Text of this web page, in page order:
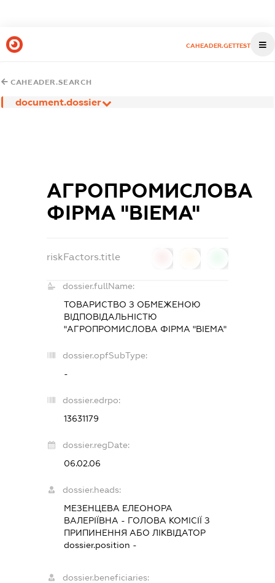
CAHEADER.GETTEST
CAHEADER.SEARCH
document.dossier
АГРОПРОМИСЛОВА
ФІРМА "ВІЕМА"
riskFactors.title
dossier.fullName:
ТОВАРИСТВО З ОБМЕЖЕНОЮ
ВІДПОВІДАЛЬНІСТЮ
"АГРОПРОМИСЛОВА ФІРМА "ВІЕМА"
dossier.opfSubType:
-
dossier.edrpo:
13631179
dossier.regDate:
06.02.06
dossier.heads:
МЕЗЕНЦЕВА ЕЛЕОНОРА
ВАЛЕРІЇВНА - ГОЛОВА КОМІСІЇ З
ПРИПИНЕННЯ АБО ЛІКВІДАТОР
dossier.position -
dossier.beneficiaries: